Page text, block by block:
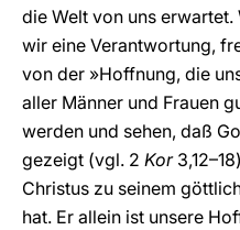
die Welt von uns
wir eine Verantwortung,
von der »Hoffnung, die
aller Männer und Frauen
werden und sehen, daß
gezeigt (vgl. 2 Kor
Christus zu seinem
hat. Er allein ist unsere